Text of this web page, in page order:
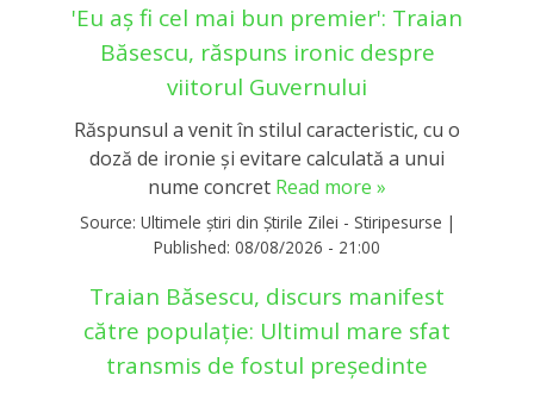
'Eu aș fi cel mai bun premier': Traian
Băsescu, răspuns ironic despre
viitorul Guvernului
Răspunsul a venit în stilul caracteristic, cu o
doză de ironie și evitare calculată a unui
nume concret Read more »
Source: Ultimele știri din Știrile Zilei - Stiripesurse |
Published: 08/08/2026 - 21:00
Traian Băsescu, discurs manifest
către populație: Ultimul mare sfat
transmis de fostul președinte